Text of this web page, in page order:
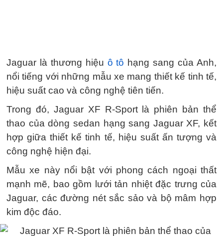
Jaguar là thương hiệu ô tô hạng sang của Anh,
nổi tiếng với những mẫu xe mang thiết kế tinh tế,
hiệu suất cao và công nghệ tiên tiến.
Trong đó, Jaguar XF R-Sport là phiên bản thể
thao của dòng sedan hạng sang Jaguar XF, kết
hợp giữa thiết kế tinh tế, hiệu suất ấn tượng và
công nghệ hiện đại.
Mẫu xe này nổi bật với phong cách ngoại thất
mạnh mẽ, bao gồm lưới tản nhiệt đặc trưng của
Jaguar, các đường nét sắc sảo và bộ mâm hợp
kim độc đáo.